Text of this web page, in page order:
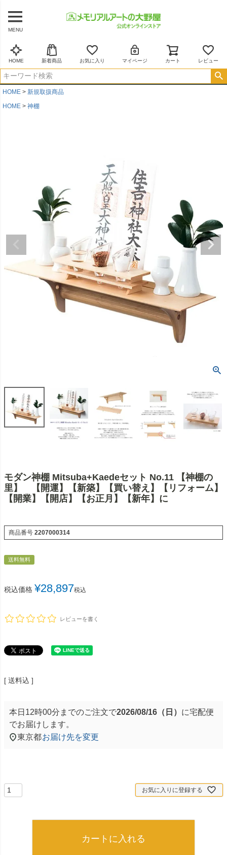
MENU
HOME 新着商品 お気に入り マイページ カート レビュー
HOME
新規取扱商品
HOME
神棚
モダン神棚 Mitsuba+Kaedeセット No.11 【神棚の
里】 【開運】【新築】【買い替え】【リフォーム】
【開業】【開店】【お正月】【新年】に
商品番号 2207000314
送料無料
税込価格 ¥28,897税込
レビューを書く
送料込
本日 12時00分 までのご注文で2026/08/16（日） に宅配便
でお届けします。
東京都お届け先を変更
お気に入りに登録する
カートに入れる